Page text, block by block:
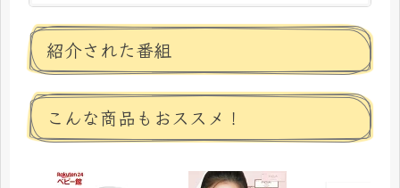
紹介された番組
こんな商品もおススメ！